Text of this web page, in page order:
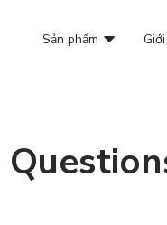
Sản phẩm